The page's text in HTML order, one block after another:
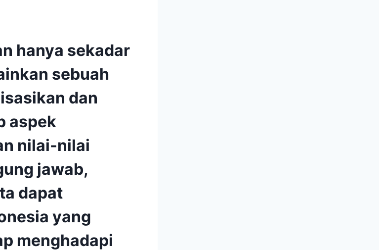
hanya sekadar
sebuah
dan
aspek
nilai-nilai
jawab,
dapat
yang
menghadapi